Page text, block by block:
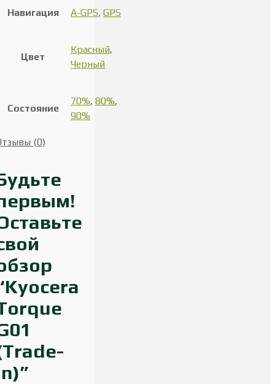
Навигация A-GPS, GPS
Цвет
Красный,
Черный
Состояние
70%, 80%,
90%
(0)